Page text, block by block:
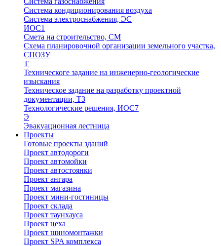
Система кондиционирования воздуха
Система электроснабжения, ЭС
ИОС1
Смета на строительство, СМ
Схема планировочной организации земельного участка,
СПОЗУ
Т
Техническоге задание на инженерно-геологические
изыскания
Техническое задание на разработку проектной
документации, ТЗ
Технологические решения, ИОC7
Э
Эвакуационная лестница
Проекты
Готовые проекты зданий
Проект автодороги
Проект автомойки
Проект автостоянки
Проект ангара
Проект магазина
Проект мини-гостиницы
Проект склада
Проект таунхауса
Проект цеха
Проект шиномонтажки
Проект SPA комплекса